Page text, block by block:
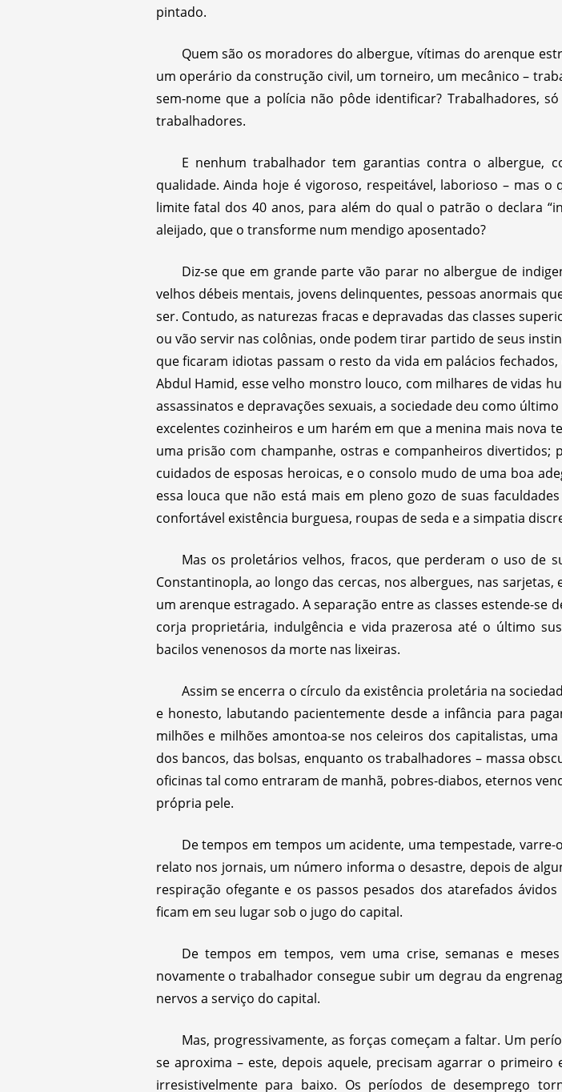
pintado.
Quem são os moradores do albergue, vítimas do arenque
um operário da construção civil, um torneiro, um mecânico –
sem-nome que a polícia não pôde identificar? Trabalhadores,
trabalhadores.
E nenhum trabalhador tem garantias contra o albergue,
qualidade. Ainda hoje é vigoroso, respeitável, laborioso – mas
limite fatal dos 40 anos, para além do qual o patrão o declara
aleijado, que o transforme num mendigo aposentado?
Diz-se que em grande parte vão parar no albergue de
velhos débeis mentais, jovens delinquentes, pessoas anormais
ser. Contudo, as naturezas fracas e depravadas das classes
ou vão servir nas colônias, onde podem tirar partido de seus
que ficaram idiotas passam o resto da vida em palácios
Abdul Hamid, esse velho monstro louco, com milhares de vidas
assassinatos e depravações sexuais, a sociedade deu como
excelentes cozinheiros e um harém em que a menina mais nova
uma prisão com champanhe, ostras e companheiros
cuidados de esposas heroicas, e o consolo mudo de uma boa
essa louca que não está mais em pleno gozo de suas
confortável existência burguesa, roupas de seda e a simpatia
Mas os proletários velhos, fracos, que perderam o uso de
Constantinopla, ao longo das cercas, nos albergues, nas
um arenque estragado. A separação entre as classes estende-
corja proprietária, indulgência e vida prazerosa até o último
bacilos venenosos da morte nas lixeiras.
Assim se encerra o círculo da existência proletária na
e honesto, labutando pacientemente desde a infância para
milhões e milhões amontoa-se nos celeiros dos capitalistas,
dos bancos, das bolsas, enquanto os trabalhadores – massa
oficinas tal como entraram de manhã, pobres-diabos, eternos
própria pele.
De tempos em tempos um acidente, uma tempestade,
relato nos jornais, um número informa o desastre, depois de
respiração ofegante e os passos pesados dos atarefados
ficam em seu lugar sob o jugo do capital.
De tempos em tempos, vem uma crise, semanas e
novamente o trabalhador consegue subir um degrau da
nervos a serviço do capital.
Mas, progressivamente, as forças começam a faltar. Um
se aproxima – este, depois aquele, precisam agarrar o
irresistivelmente para baixo. Os períodos de desemprego